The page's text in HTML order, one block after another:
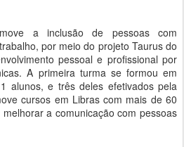
a inclusão de pessoas com
por meio do projeto Taurus do
pessoal e profissional por
A primeira turma se formou em
alunos, e três deles efetivados pela
cursos em Libras com mais de 60
a comunicação com pessoas